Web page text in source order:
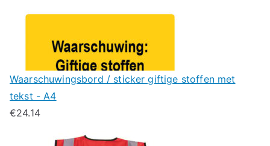
Waarschuwingsbord / sticker giftige stoffen met
tekst - A4
€24.14